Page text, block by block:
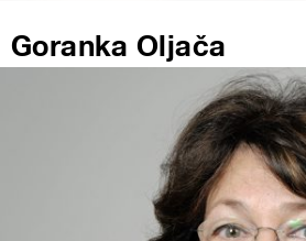
Goranka Oljača